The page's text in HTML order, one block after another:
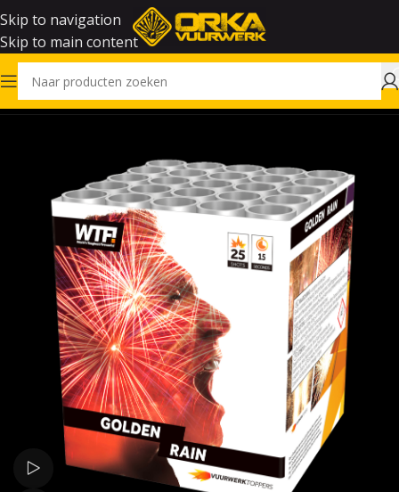
Skip to navigation
Skip to main content
Home Vuurwerk
Bekijk video